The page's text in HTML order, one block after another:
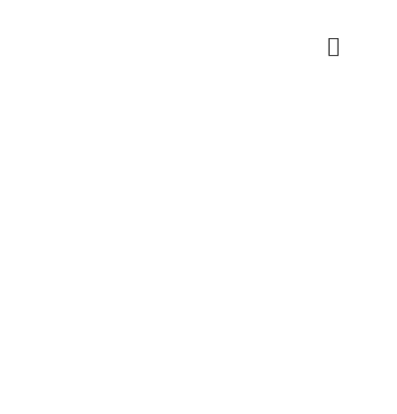
Toggle